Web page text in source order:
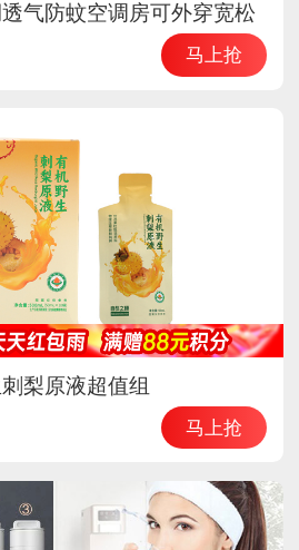
透气防蚊空调房可外穿宽松
-怦然心动（有口袋）马上抢
梨原液超值组
马上抢